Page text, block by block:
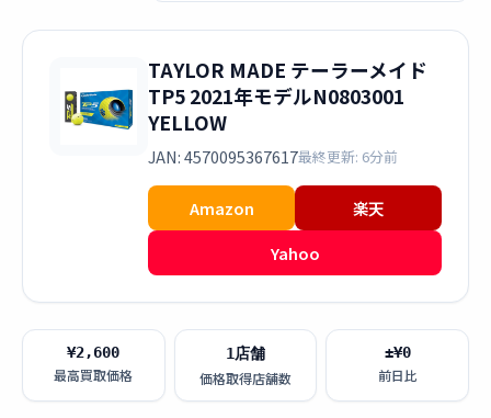
TAYLOR MADE テーラーメイド
TP5 2021年モデルN0803001
YELLOW
JAN: 4570095367617最終更新: 6分前
Amazon
楽天
Yahoo
¥2,600
最高買取価格
1店舗
価格取得店舗数
±¥0
前日比